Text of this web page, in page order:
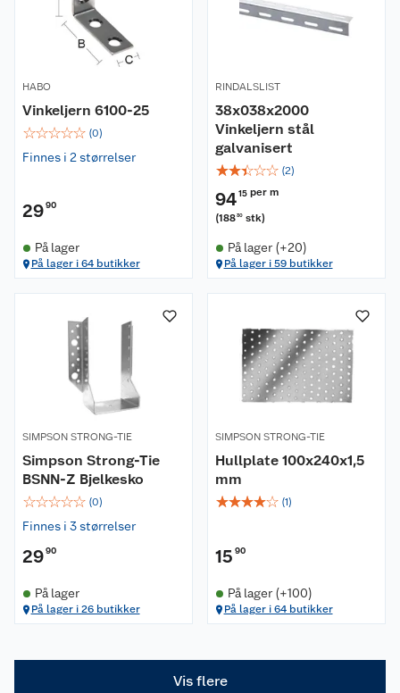
HABO
Vinkeljern 6100-25
☆☆☆☆☆ (0)
Finnes i 2 størrelser
2990
På lager
På lager i 64 butikker
RINDALSLIST
38x038x2000
Vinkeljern stål
galvanisert
☆☆☆☆☆ (2)
9415 per m
(18830 stk)
På lager (+20)
På lager i 59 butikker
SIMPSON STRONG-TIE
Simpson Strong-Tie
BSNN-Z Bjelkesko
☆☆☆☆☆ (0)
Finnes i 3 størrelser
2990
På lager
På lager i 26 butikker
SIMPSON STRONG-TIE
Hullplate 100x240x1,5
mm
☆☆☆☆☆ (1)
15 90
På lager (+100)
På lager i 64 butikker
Vis flere
Kundeservice
Retur- og angrerett
Reklamasjon
Pakkesporing
Leveringstid
Leie tilhenger
Om oss
Nyheter
Våre merkevarer
Personvern
Ledige stillinger
Bærekraft
Lavprisløfte
Coop medlem
Retur av el-avfall
Hageinspirasjon
Grillens verden
Hage og utemiljø